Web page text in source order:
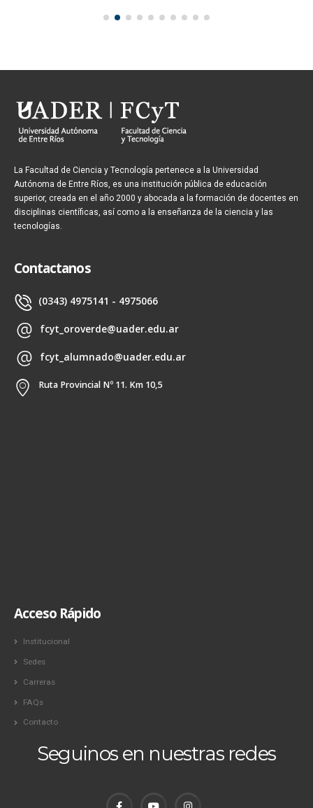
La Facultad de Ciencia y Tecnología pertenece a la Universidad
Autónoma de Entre Ríos, es una institución pública de educación
superior, creada en el año 2000 y abocada a la formación de docentes en
disciplinas científicas, así como a la enseñanza de la ciencia y las
tecnologías.
Contactanos
(0343) 4975141 - 4975066
fcyt_oroverde@uader.edu.ar
fcyt_alumnado@uader.edu.ar
Ruta Provincial Nº 11. Km 10,5
Acceso Rápido
Institucional
Sedes
Carreras
FAQs
Contacto
Seguinos en nuestras redes